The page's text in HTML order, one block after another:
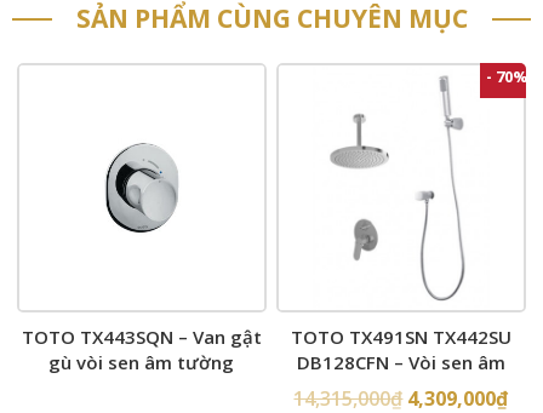
SẢN PHẨM CÙNG CHUYÊN MỤC
TOTO TX443SQN – Van gật
gù vòi sen âm tường
- 70%
TOTO TX491SN TX442SU
DB128CFN – Vòi sen âm
tường
14,315,000₫ 4,309,000₫